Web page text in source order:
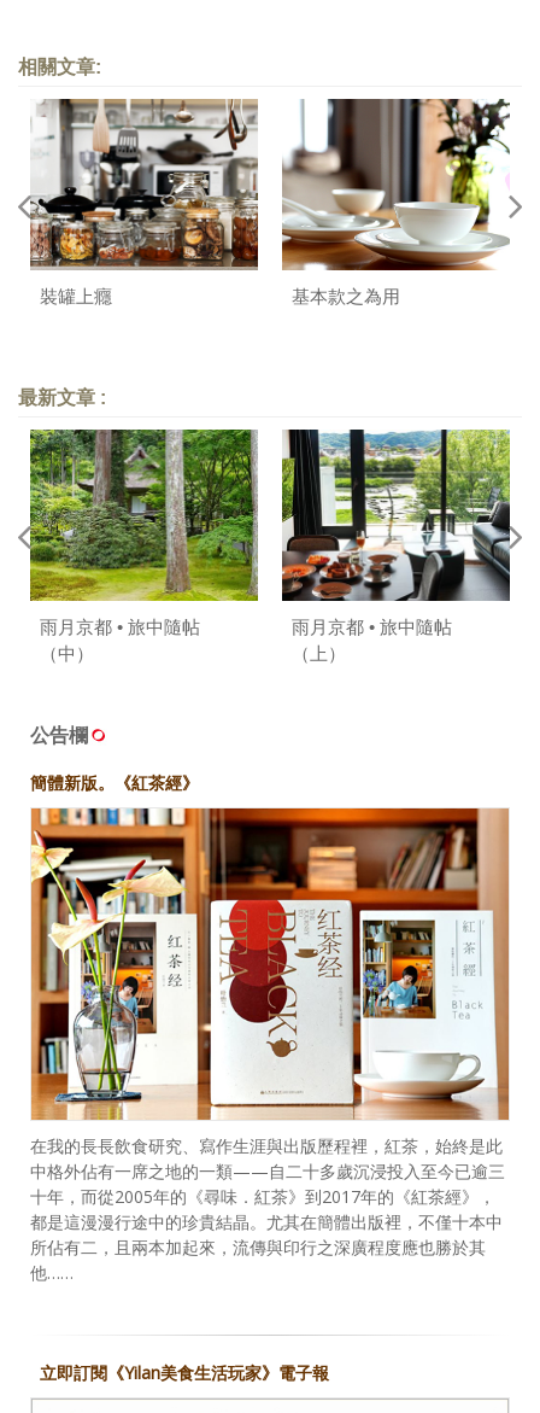
相關文章:
裝罐上癮 基本款之為用
最新文章 :
雨月京都 • 旅中隨帖
（中）
雨月京都 • 旅中隨帖
（上）
公告欄
簡體新版。《紅茶經》
在我的長長飲食研究、寫作生涯與出版歷程裡，紅茶，始終是此
中格外佔有一席之地的一類——自二十多歲沉浸投入至今已逾三
十年，而從2005年的《尋味．紅茶》到2017年的《紅茶經》，
都是這漫漫行途中的珍貴結晶。尤其在簡體出版裡，不僅十本中
所佔有二，且兩本加起來，流傳與印行之深廣程度應也勝於其
他……
立即訂閱《Yilan美食生活玩家》電子報